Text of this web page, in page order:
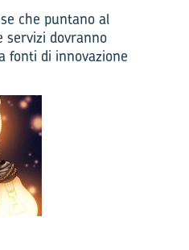
che puntano al
dovranno
fonti di innovazione